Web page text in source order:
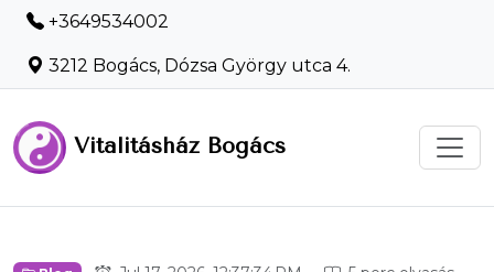
+3649534002
3212 Bogács, Dózsa György utca 4.
Vitalitásház Bogács